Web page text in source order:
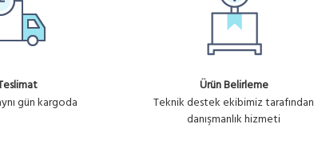
gün kargoda
Ürün Belirleme
Teknik destek ekibimiz tarafından
danışmanlık hizmeti